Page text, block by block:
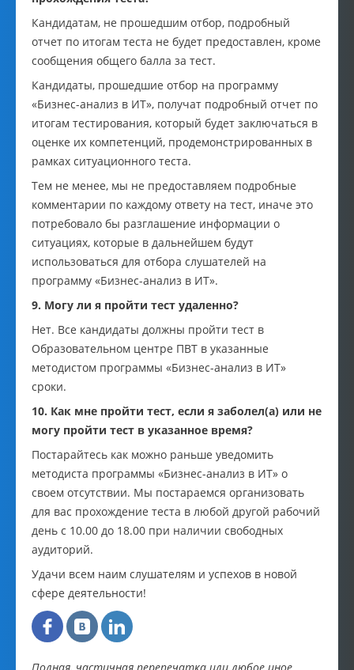
Кандидатам, не прошедшим отбор, подробный
отчет по итогам теста не будет предоставлен, кроме
сообщения общего балла за тест.
Кандидаты, прошедшие отбор на программу
«Бизнес-анализ в ИТ», получат подробный отчет по
итогам тестирования, который будет заключаться в
оценке их компетенций, продемонстрированных в
рамках ситуационного теста.
Тем не менее, мы не предоставляем подробные
комментарии по каждому ответу на тест, иначе это
потребовало бы разглашение информации о
ситуациях, которые в дальнейшем будут
использоваться для отбора слушателей на
программу «Бизнес-анализ в ИТ».
9. Могу ли я пройти тест удаленно?
Нет. Все кандидаты должны пройти тест в
Образовательном центре ПВТ в указанные
методистом программы «Бизнес-анализ в ИТ»
сроки.
10. Как мне пройти тест, если я заболел(а) или не
могу пройти тест в указанное время?
Постарайтесь как можно раньше уведомить
методиста программы «Бизнес-анализ в ИТ» о
своем отсутствии. Мы постараемся организовать
для вас прохождение теста в любой другой рабочий
день с 10.00 до 18.00 при наличии свободных
аудиторий.
Удачи всем наим слушателям и успехов в новой
сфере деятельности!